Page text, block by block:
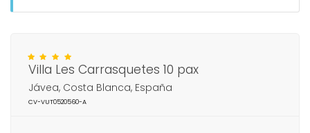
Villa Les Carrasquetes 10 pax
Jávea, Costa Blanca, España
CV-VUT0520560-A